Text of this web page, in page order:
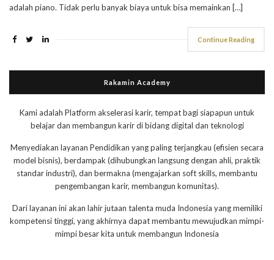
adalah piano. Tidak perlu banyak biaya untuk bisa memainkan […]
Continue Reading
Rakamin Academy
Kami adalah Platform akselerasi karir, tempat bagi siapapun untuk
belajar dan membangun karir di bidang digital dan teknologi
Menyediakan layanan Pendidikan yang paling terjangkau (efisien secara
model bisnis), berdampak (dihubungkan langsung dengan ahli, praktik
standar industri), dan bermakna (mengajarkan soft skills, membantu
pengembangan karir, membangun komunitas).
Dari layanan ini akan lahir jutaan talenta muda Indonesia yang memiliki
kompetensi tinggi, yang akhirnya dapat membantu mewujudkan mimpi-
mimpi besar kita untuk membangun Indonesia